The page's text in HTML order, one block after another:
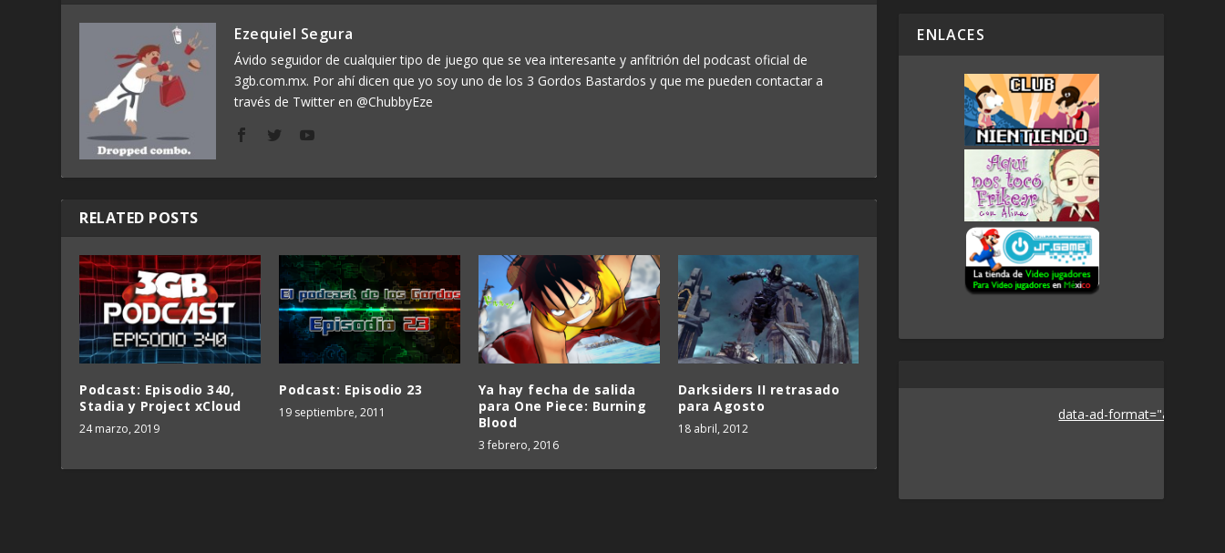
Ezequiel Segura
Ávido seguidor de cualquier tipo de juego que se vea interesante y anfitrión del podcast oficial de
3gb.com.mx. Por ahí dicen que yo soy uno de los 3 Gordos Bastardos y que me pueden contactar a
través de Twitter en @ChubbyEze
RELATED POSTS
Podcast: Episodio 340,
Stadia y Project xCloud
24 marzo, 2019
Podcast: Episodio 23
19 septiembre, 2011
Ya hay fecha de salida
para One Piece: Burning
Blood
3 febrero, 2016
Darksiders II retrasado
para Agosto
18 abril, 2012
ENLACES
data-ad-format="auto">